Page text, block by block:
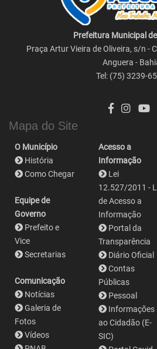
Prefeitura Municipal
Praça Artur Vieira de Oliveira, s/n -
Anguera -
Tel: (75) 3239-
Mapa do Site
O Município
História
Como Chegar
Equipe de
Governo
Prefeito e
Vice
Secretarias
Comunicação
Notícias
Galeria de
Fotos
Vídeos
Acesso a
Informação
Lei
12.527/2011 -
de Acesso a
Informação
Portal da
Transparência
Diário Oficial
Contas
Públicas
Pessoal
Informações
ao Cidadão (E-
SIC)